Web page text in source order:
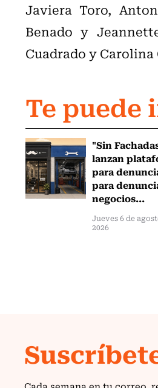
Javiera Toro,
Benado y
Cuadrado y
Te puede
"Sin
lanzan
para
para
negocios...
Jueves 6 de
2026